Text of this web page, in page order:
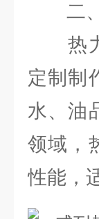
二、
热力
定制制
水、油
领域，
性能，